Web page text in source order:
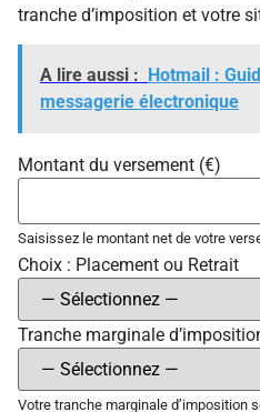
tranche d’imposition et votre
A lire aussi :
Hotmail :
messagerie électronique
Montant du versement (€)
Saisissez le montant net de votre
Choix : Placement ou Retrait
Tranche marginale
Votre tranche marginale d’imposition